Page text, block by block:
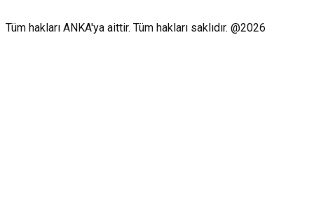
Tüm hakları ANKA'ya aittir. Tüm hakları saklıdır. @2026